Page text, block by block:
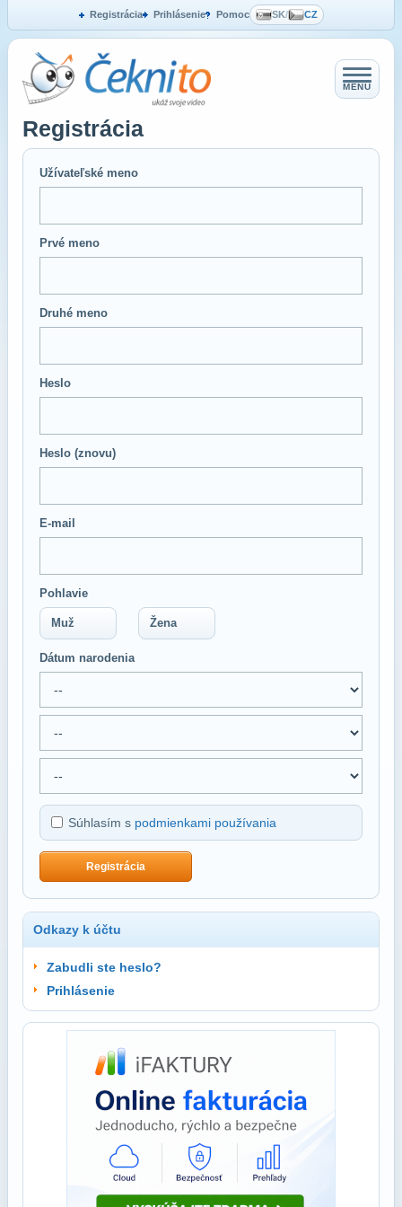
Registrácia Prihlásenie Pomoc SK/ CZ
MENU
Registrácia
Užívateľské meno
Prvé meno
Druhé meno
Heslo
Heslo (znovu)
E-mail
Pohlavie
Muž Žena
Dátum narodenia
Súhlasím s podmienkami používania
Registrácia
Odkazy k účtu
Zabudli ste heslo?
Prihlásenie